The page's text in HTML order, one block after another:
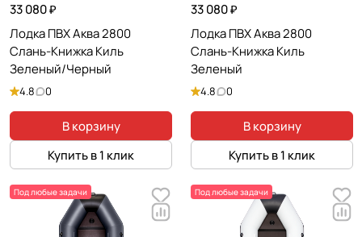
33 080 ₽
Лодка ПВХ Аква 2800
Слань-Книжка Киль
Зеленый/Черный
4.8 0
В корзину
Купить в 1 клик
33 080 ₽
Лодка ПВХ Аква 2800
Слань-Книжка Киль
Зеленый
4.8 0
В корзину
Купить в 1 клик
Под любые задачи Под любые задачи